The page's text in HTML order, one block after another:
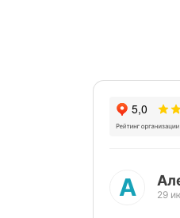
А 29